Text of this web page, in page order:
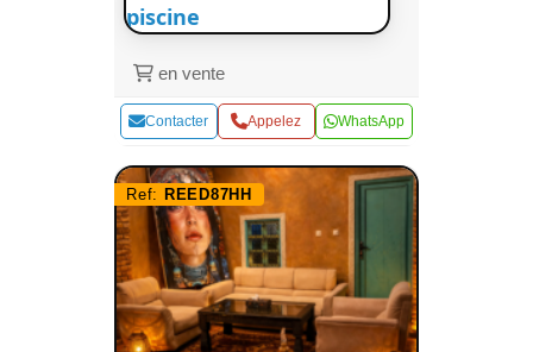
piscine
en vente
Contacter Appelez WhatsApp
Ref: REED87HH